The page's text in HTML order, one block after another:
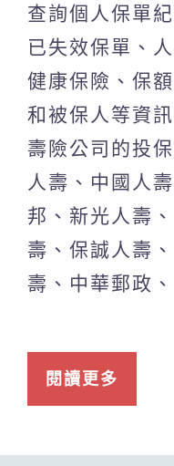
查詢個人保單
已失效保單、
健康保險、保
和被保人等資
壽險公司的投
人壽、中國人
邦、新光人壽
壽、保誠人壽
壽、中華郵政
閱讀更多